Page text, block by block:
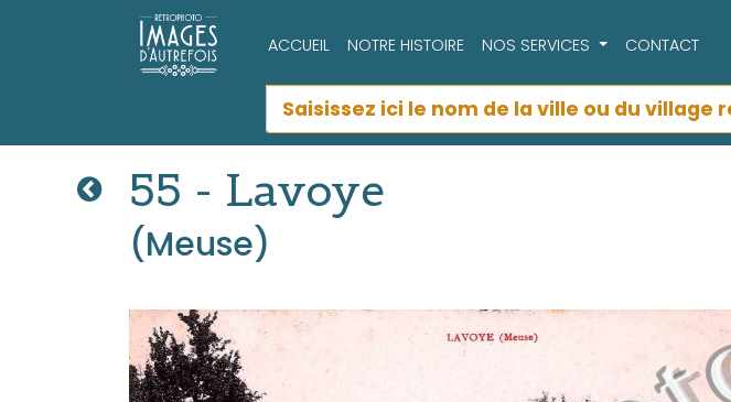
ACCUEIL NOTRE HISTOIRE NOS SERVICES CONTACT
55 - Lavoye
(Meuse)